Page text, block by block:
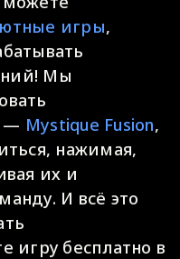
игры,
Мы
— Mystique Fusion,
нажимая,
их и
И всё это
игру бесплатно в